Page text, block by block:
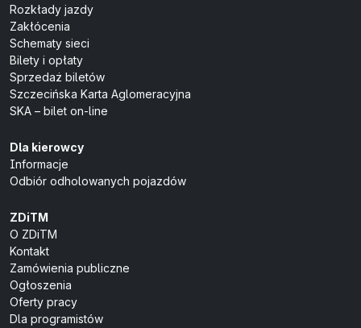
Rozkłady jazdy
Zakłócenia
Schematy sieci
Bilety i opłaty
Sprzedaż biletów
Szczecińska Karta Aglomeracyjna
SKA – bilet on-line
Dla kierowcy
Informacje
Odbiór odholowanych pojazdów
ZDiTM
O ZDiTM
Kontakt
Zamówienia publiczne
Ogłoszenia
Oferty pracy
Dla programistów